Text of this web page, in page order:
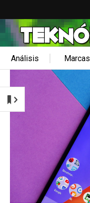
Análisis Marcas